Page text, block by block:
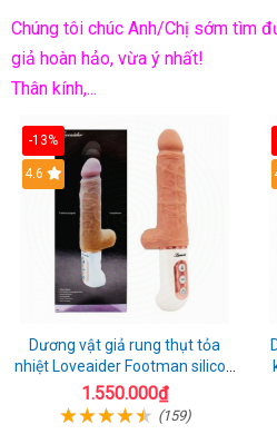
Chúng tôi chúc Anh/Chị sớm tìm
giả hoàn hảo, vừa ý nhất!
Thân kính,...
-13%
Hot
4.6
Dương vật giả rung thụt tỏa
nhiệt Loveaider Footman silicon
an toàn
1.550.000₫
(159)